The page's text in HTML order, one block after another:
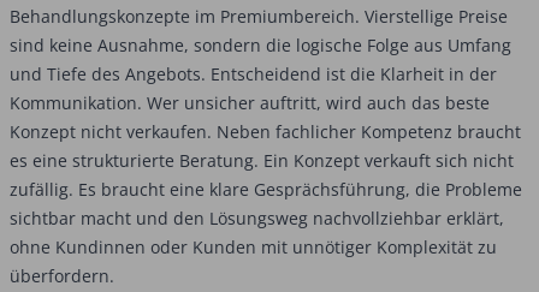
Behandlungskonzepte im Premiumbereich. Vierstellige Preise
sind keine Ausnahme, sondern die logische Folge aus Umfang
und Tiefe des Angebots. Entscheidend ist die Klarheit in der
Kommunikation. Wer unsicher auftritt, wird auch das beste
Konzept nicht verkaufen. Neben fachlicher Kompetenz braucht
es eine strukturierte Beratung. Ein Konzept verkauft sich nicht
zufällig. Es braucht eine klare Gesprächsführung, die Probleme
sichtbar macht und den Lösungsweg nachvollziehbar erklärt,
ohne Kundinnen oder Kunden mit unnötiger Komplexität zu
überfordern.